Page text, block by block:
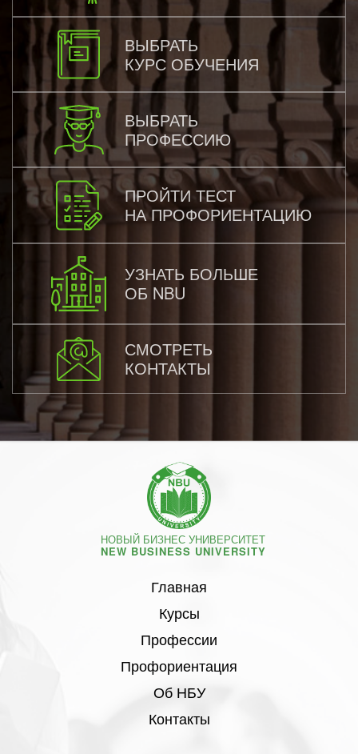
ВЫБРАТЬ
КУРС ОБУЧЕНИЯ
ВЫБРАТЬ
ПРОФЕССИЮ
ПРОЙТИ ТЕСТ
НА ПРОФОРИЕНТАЦИЮ
УЗНАТЬ БОЛЬШЕ
ОБ NBU
СМОТРЕТЬ
КОНТАКТЫ
НОВЫЙ БИЗНЕС УНИВЕРСИТЕТ
NEW BUSINESS UNIVERSITY
Главная
Курсы
Профессии
Профориентация
Об НБУ
Контакты